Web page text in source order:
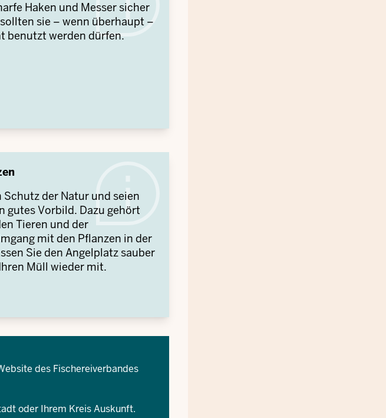
Haken und Messer sicher
sie – wenn überhaupt –
benutzt werden dürfen.
Schutz der Natur und seien
gutes Vorbild. Dazu gehört
Tieren und der
mit den Pflanzen in der
Sie den Angelplatz sauber
Müll wieder mit.
des Fischereiverbandes
oder Ihrem Kreis Auskunft.